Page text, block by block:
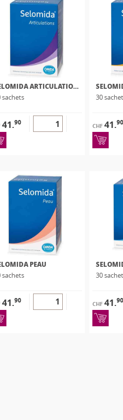
SELOMIDA ARTICULATIONS
sachets
41.90
30
CHF 41.90
PEAU
sachets
41.90
30
CHF 41.90